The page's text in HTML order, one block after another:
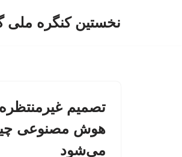
نخستین کنگره ملی
تصمیم
هوش مصنوعی
می‌شود